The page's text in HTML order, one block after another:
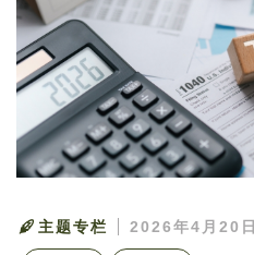
主题专栏 2026年4月20日